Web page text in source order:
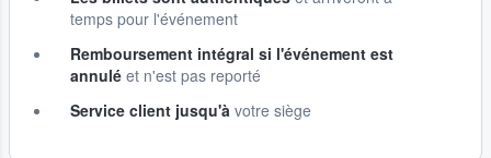
temps pour l'événement
Remboursement intégral si l'événement est
annulé et n'est pas reporté
Service client jusqu'à votre siège